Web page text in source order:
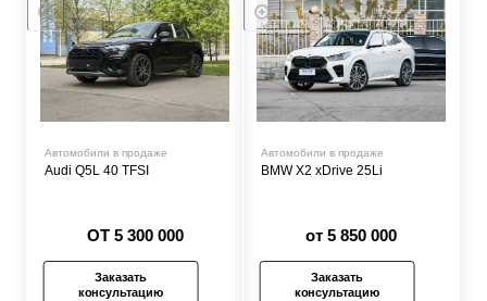
Автомобили в продаже
Audi Q5L 40 TFSI
ОТ 5 300 000
Заказать
консультацию
Автомобили в продаже
BMW X2 xDrive 25Li
от 5 850 000
Заказать
консультацию